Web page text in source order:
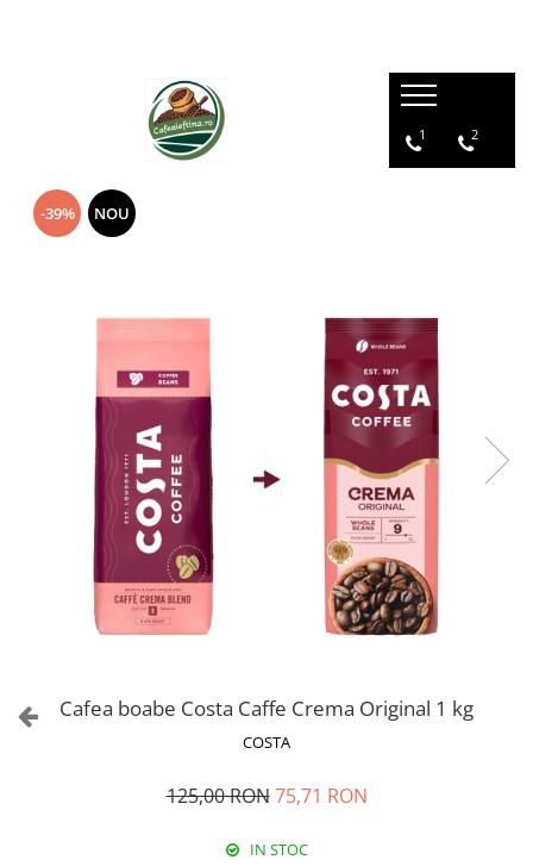
1 2
-39% NOU
Cafea boabe Costa Caffe Crema Original 1 kg
COSTA
125,00 RON 75,71 RON
IN STOC